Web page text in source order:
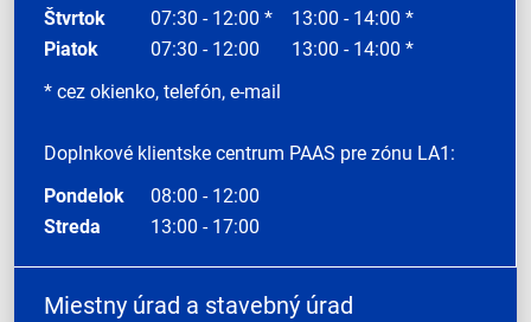
Štvrtok
07:30 - 12:00 *
13:00 - 14:00 *
Piatok
07:30 - 12:00
13:00 - 14:00 *
* cez okienko, telefón, e-mail
Doplnkové klientske centrum PAAS pre zónu LA1:
Pondelok
08:00 - 12:00
Streda
13:00 - 17:00
Miestny úrad a stavebný úrad